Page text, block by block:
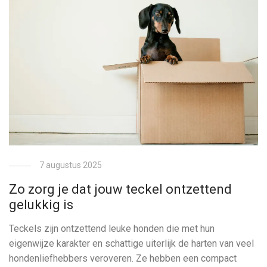
7 augustus 2025
Zo zorg je dat jouw teckel ontzettend
gelukkig is
Teckels zijn ontzettend leuke honden die met hun
eigenwijze karakter en schattige uiterlijk de harten van veel
hondenliefhebbers veroveren. Ze hebben een compact